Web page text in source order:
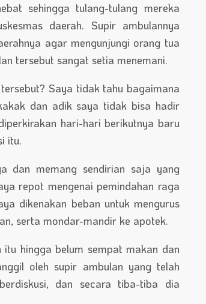
sehingga tulang-tulang mereka
daerah. Supir ambulannya
agar mengunjungi orang tua
tersebut sangat setia menemani.
Saya tidak tahu bagaimana
dan adik saya tidak bisa hadir
hari-hari berikutnya baru
itu.
dan memang sendirian saja yang
repot mengenai pemindahan raga
dikenakan beban untuk mengurus
serta mondar-mandir ke apotek.
hingga belum sempat makan dan
oleh supir ambulan yang telah
dan secara tiba-tiba dia